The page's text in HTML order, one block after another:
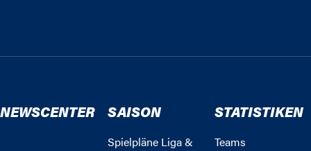
NEWSCENTER SAISON
Spielpläne Liga &
STATISTIKEN
Teams